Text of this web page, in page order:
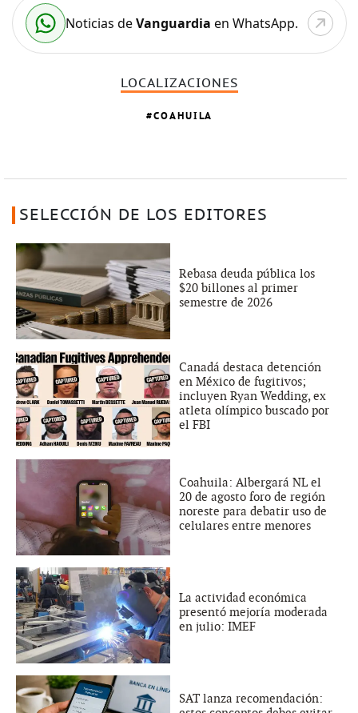
Noticias deVanguardia en WhatsApp.
LOCALIZACIONES
COAHUILA
SELECCIÓN DE LOS EDITORES
Rebasa deuda pública los
$20 billones al primer
semestre de 2026
Canadá destaca detención
en México de fugitivos;
incluyen Ryan Wedding, ex
atleta olímpico buscado por
el FBI
Coahuila: Albergará NL el
20 de agosto foro de región
noreste para debatir uso de
celulares entre menores
La actividad económica
presentó mejoría moderada
en julio: IMEF
SAT lanza recomendación: